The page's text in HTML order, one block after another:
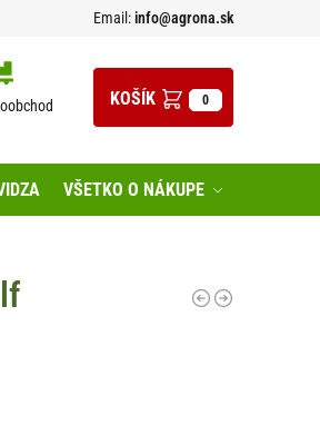
Email:info@agrona.sk
0
VŠETKO O NÁKUPE